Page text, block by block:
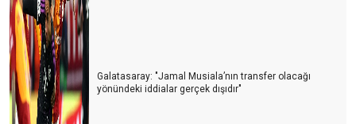
Galatasaray: "Jamal Musiala’nın transfer olacağı
yönündeki iddialar gerçek dışıdır"